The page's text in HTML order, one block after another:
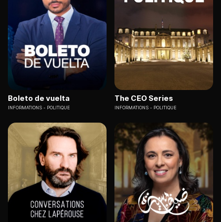
Boleto de vuelta
INFORMATIONS POLITIQUE
The CEO Series
INFORMATIONS POLITIQUE